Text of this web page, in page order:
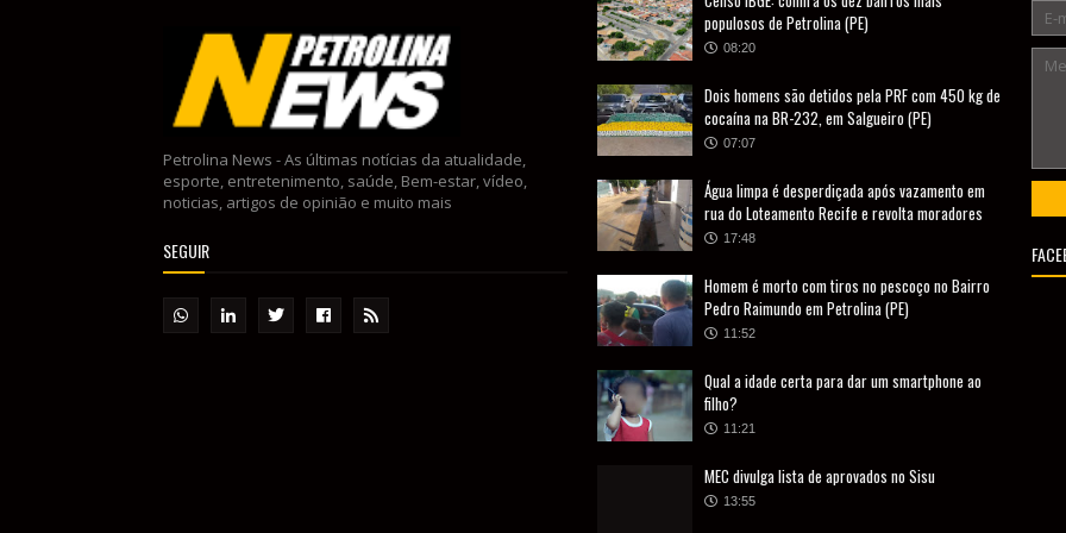
Petrolina News - As últimas notícias da atualidade,
esporte, entretenimento, saúde, Bem-estar, vídeo,
noticias, artigos de opinião e muito mais
SEGUIR
populosos de Petrolina (PE)
08:20
Dois homens são detidos pela PRF com 450 kg de
cocaína na BR-232, em Salgueiro (PE)
07:07
Água limpa é desperdiçada após vazamento em
rua do Loteamento Recife e revolta moradores
17:48
Homem é morto com tiros no pescoço no Bairro
Pedro Raimundo em Petrolina (PE)
11:52
Qual a idade certa para dar um smartphone ao
filho?
11:21
MEC divulga lista de aprovados no Sisu
13:55